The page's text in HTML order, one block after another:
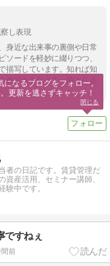
し表現
身近な出来事の裏側や日常
ードを軽妙に綴りつつ、
描写しています。知れば知
深さを伝える一助となる
者の日記です。賃貸管理だ
資産活用、セミナー講師、
験中です。
ですねぇ
前
になるブログをフォロー。
更新を逃さずキャッチ！
閉じる